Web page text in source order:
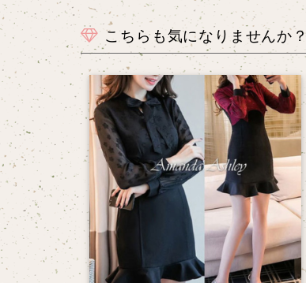
こちらも気になりませんか？